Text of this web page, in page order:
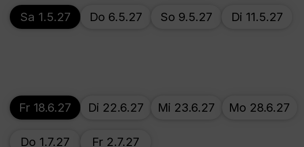
Sa 1.5.27 Do 6.5.27 So 9.5.27 Di 11.5.27
Fr 18.6.27 Di 22.6.27 Mi 23.6.27 Mo 28.6.27
Do 1.7.27 Fr 2.7.27